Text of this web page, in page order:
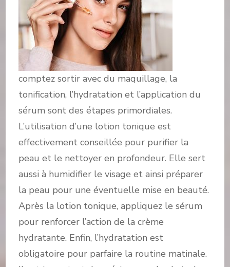
comptez sortir avec du maquillage, la
tonification, l’hydratation et l’application du
sérum sont des étapes primordiales.
L’utilisation d’une lotion tonique est
effectivement conseillée pour purifier la
peau et le nettoyer en profondeur. Elle sert
aussi à humidifier le visage et ainsi préparer
la peau pour une éventuelle mise en beauté.
Après la lotion tonique, appliquez le sérum
pour renforcer l’action de la crème
hydratante. Enfin, l’hydratation est
obligatoire pour parfaire la routine matinale.